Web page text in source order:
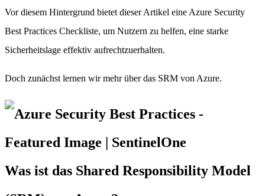
Vor diesem Hintergrund bietet dieser Artikel eine Azure Security
Best Practices Checkliste, um Nutzern zu helfen, eine starke
Sicherheitslage effektiv aufrechtzuerhalten.
Doch zunächst lernen wir mehr über das SRM von Azure.
Was ist das Shared Responsibility Model